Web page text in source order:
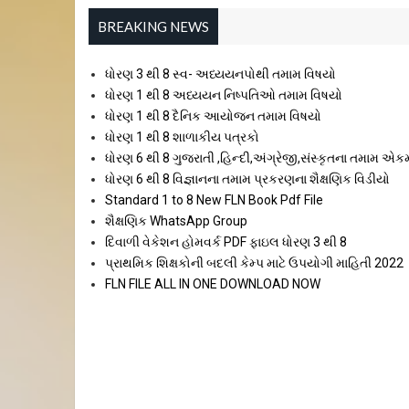
BREAKING NEWS
ધોરણ 3 થી 8 સ્વ- અધ્યયનપોથી તમામ વિષયો
ધોરણ 1 થી 8 અધ્યયન નિષ્પતિઓ તમામ વિષયો
ધોરણ 1 થી 8 દૈનિક આયોજન તમામ વિષયો
ધોરણ 1 થી 8 શાળાકીય પત્રકો
ધોરણ 6 થી 8 ગુજરાતી ,હિન્દી,અંગ્રેજી,સંસ્કૃતના તમામ
ધોરણ 6 થી 8 વિજ્ઞાનના તમામ પ્રકરણના શૈક્ષણિક વિડીયો
Standard 1 to 8 New FLN Book Pdf File
શૈક્ષણિક WhatsApp Group
દિવાળી વેકેશન હોમવર્ક PDF ફાઇલ ધોરણ 3 થી 8
પ્રાથમિક શિક્ષકોની બદલી કેમ્પ માટે ઉપયોગી માહિતી 2022
FLN FILE ALL IN ONE DOWNLOAD NOW